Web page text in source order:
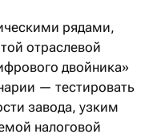
рядами,
отраслевой
двойника»
— тестировать
завода, узким
налоговой